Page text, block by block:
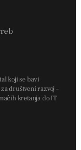
koji se bavi
društveni razvoj –
kretanja do IT